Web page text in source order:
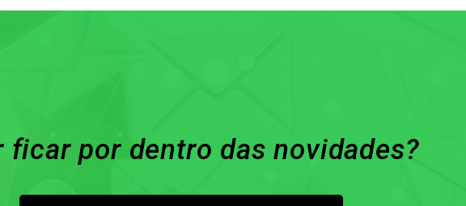
ficar por dentro das novidades?